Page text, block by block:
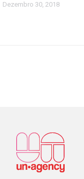
Dezembro 30, 2018